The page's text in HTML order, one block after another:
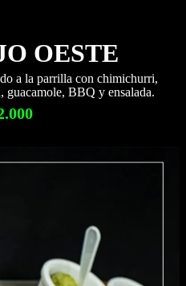
OESTE
a la parrilla con chimichurri,
guacamole, BBQ y ensalada.